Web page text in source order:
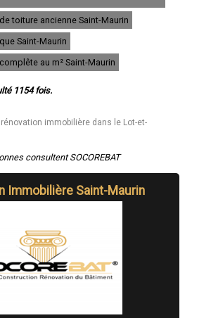
rénovation immobilière à Montayral
immobilière à Colayrac-Saint-Cirq
immobilière à Sainte-Bazeille
immobilière à Penne-d'Agenais
de rénovation immobilière à Clairac
immobilière à Casseneuil
immobilière à Monflanquin
immobilière à Saint-Sylvestre-sur-Lot
immobilière à Monsempron-Libos
immobilière à Port-Sainte-Marie
de rénovation immobilière à Brax
immobilière à Castelmoron-sur-Lot
rénovation immobilière à Roquefort
immobilière à Gontaud-de-Nogaret
immobilière à Sainte-Colombe-en-Bruilhois
rénovation immobilière à Barbaste
de rénovation immobilière à Mézin
toiture ancienne Saint-Maurin
Saint-Maurin
au m² Saint-Maurin
1154 fois.
immobilière dans le Lot-et-
consultent SOCOREBAT
Immobilière Saint-Maurin